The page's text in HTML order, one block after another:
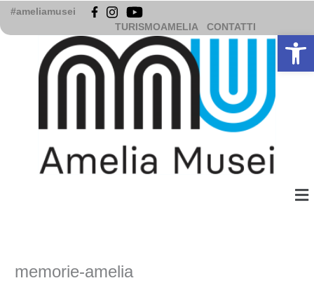
Vai
contenuto
#ameliamusei
TURISMOAMELIA
CONTATTI
memorie-amelia
Apri la